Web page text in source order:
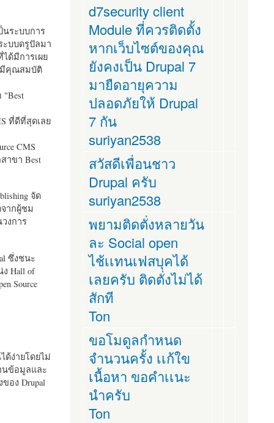
นระบบการ
ะบบดรูปัลมา
ด้มีการเผย
มีคุณสมบัติ
"Best
ที่ดีที่สุดเลย
CMS
าขา Best
จัด
ากผู้ชม
งการ
ซึ่งชนะ
Hall of
Source
ด้ง่ายโดยไม่
นข้อมูลและ
อง Drupal
d7security client
Module ที่ควรติดตั้ง
หากเว็บไซต์ของคุณ
ยังคงเป็น Drupal 7
มายืดอายุความ
ปลอดภัยให้ Drupal
7 กัน
suriyan2538
สวัสดีเพื่อนชาว
Drupal ครับ
suriyan2538
พยามติดตั่งหลายวัน
ละ Social open
ไช้เเทนเฟสบุคได้
เลยครับ ติดตั่งไม่ได้
สักที
Ton
ขอโมดูลกำหนด
จำนวนครั้ง เเก้ใข
เนื้อหา ขอคำเเนะ
นำครับ
Ton